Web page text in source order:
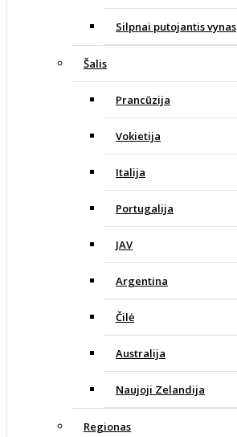
Silpnai putojantis vynas
Šalis
Prancūzija
Vokietija
Italija
Portugalija
JAV
Argentina
Čilė
Australija
Naujoji Zelandija
Regionas